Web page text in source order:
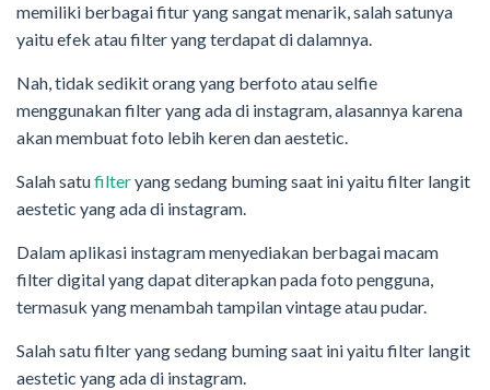
memiliki berbagai fitur yang sangat menarik, salah satunya
yaitu efek atau filter yang terdapat di dalamnya.
Nah, tidak sedikit orang yang berfoto atau selfie
menggunakan filter yang ada di instagram, alasannya karena
akan membuat foto lebih keren dan aestetic.
Salah satufilteryang sedang buming saat ini yaitu filter langit
aestetic yang ada di instagram.
Dalam aplikasi instagram menyediakan berbagai macam
filter digital yang dapat diterapkan pada foto pengguna,
termasuk yang menambah tampilan vintage atau pudar.
Salah satu filter yang sedang buming saat ini yaitu filter langit
aestetic yang ada di instagram.